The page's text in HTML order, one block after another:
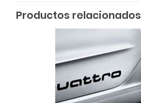
Productos relacionados